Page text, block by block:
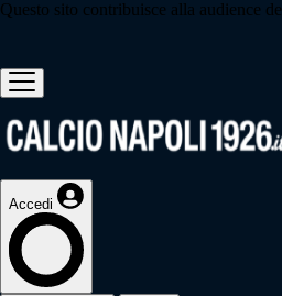
Questo sito contribuisce alla audience de
Accedi